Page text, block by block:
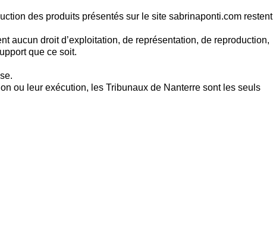
des produits présentés sur le site sabrinaponti.com restent
aucun droit d’exploitation, de représentation, de reproduction,
que ce soit.
ou leur exécution, les Tribunaux de Nanterre sont les seuls